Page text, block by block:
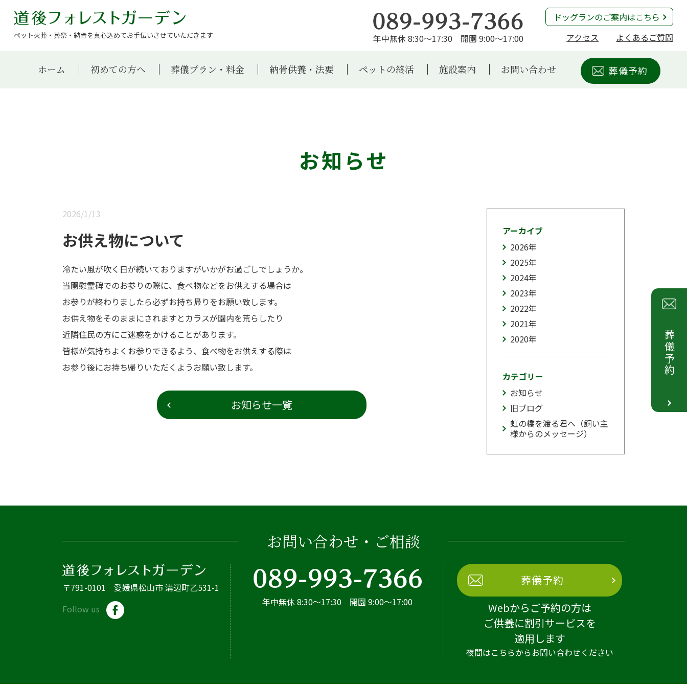
ペット火葬・葬祭・納骨を真心込めてお手伝いさせていただきます 年中無休 8:30～17:30 開園 9:00～17:00
ドッグランのご案内はこちら
アクセス
よくあるご質問
ホーム 初めての方へ 葬儀プラン・料金 納骨供養・法要 ペットの終活 施設案内 お問い合わせ 葬儀予約
お知らせ
2026/1/13
お供え物について
冷たい風が吹く日が続いておりますがいかがお過ごしでしょうか。
当園慰霊碑でのお参りの際に、食べ物などをお供えする場合は
お参りが終わりましたら必ずお持ち帰りをお願い致します。
お供え物をそのままにされますとカラスが園内を荒らしたり
近隣住民の方にご迷惑をかけることがあります。
皆様が気持ちよくお参りできるよう、食べ物をお供えする際は
お参り後にお持ち帰りいただくようお願い致します。
お知らせ一覧
アーカイブ
2026年
2025年
2024年
2023年
2022年
2021年
2020年
カテゴリー
お知らせ
旧ブログ
虹の橋を渡る君へ（飼い主
様からのメッセージ）
葬儀予約
お問い合わせ・ご相談
〒791-0101 愛媛県松山市 溝辺町乙531-1
Follow us
年中無休 8:30～17:30 開園 9:00～17:00
葬儀予約
Webからご予約の方は
ご供養に割引サービスを
適用します
夜間はこちらからお問い合わせください